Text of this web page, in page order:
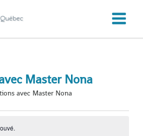
Master Nona
avec Master Nona